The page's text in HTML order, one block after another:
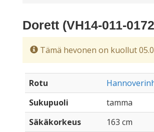
Dorett (VH14-011-
Tämä hevonen on kuollut
Rotu
Sukupuoli
tamma
Säkäkorkeus
163 cm